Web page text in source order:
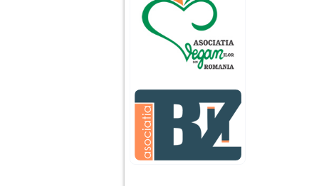
greseli am facut in
educatia si cresterea
ei, am fost o mama
egoista, preocupata
de implinirea
profesionala, cand ea
era mica am neglijat-
agresiva, orice
greseala era taxata cu
o palma sau pedepse.
De 4 ani am o relatie
serioasa cu un barbat